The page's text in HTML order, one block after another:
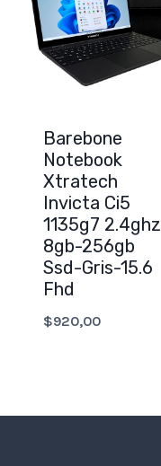
Barebone
Notebook
Xtratech
Invicta Ci5
1135g7 2.4ghz
8gb-256gb
Ssd-Gris-15.6
Fhd
$920,00